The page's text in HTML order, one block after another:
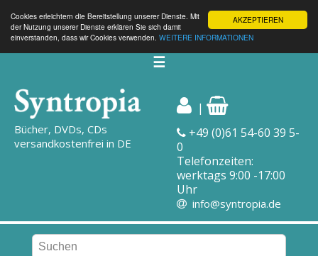
AKZEPTIEREN
Cookies erleichtern die Bereitstellung unserer Dienste. Mit
der Nutzung unserer Dienste erklären Sie sich damit
einverstanden, dass wir Cookies verwenden. WEITERE INFORMATIONEN
☰
Bücher, DVDs, CDs
versandkostenfrei in DE
|
+49 (0)61 54-60 39 5-
0
Telefonzeiten:
werktags 9:00 -17:00
Uhr
info@syntropia.de